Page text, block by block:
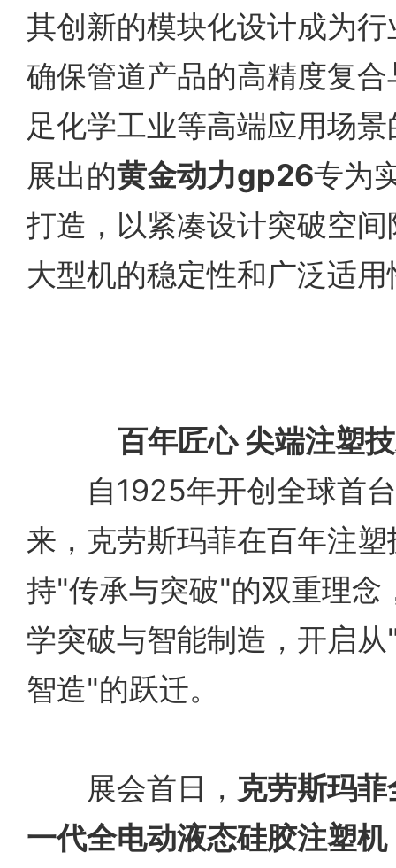
其创新的模块化设计成为
确保管道产品的高精度复
足化学工业等高端应用场
展出的黄金动力gp26专为
打造，以紧凑设计突破空
大型机的稳定性和广泛适用
百年匠心 尖端注塑
自1925年开创全球首台
来，克劳斯玛菲在百年注
持"传承与突破"的双重理念
学突破与智能制造，开启
智造"的跃迁。
展会首日， 克劳斯玛
一代全电动液态硅胶注塑机